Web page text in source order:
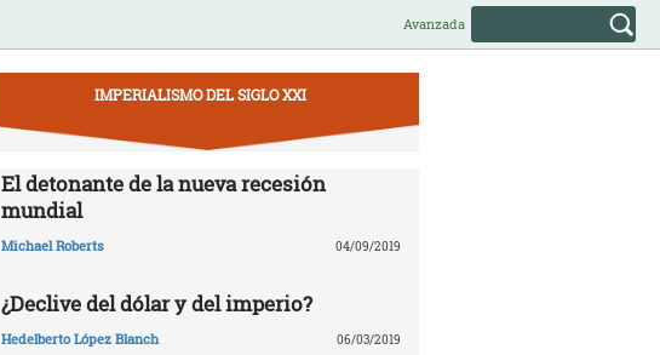
Avanzada
IMPERIALISMO DEL SIGLO XXI
El detonante de la nueva recesión
mundial
Michael Roberts 04/09/2019
¿Declive del dólar y del imperio?
Hedelberto López Blanch 06/03/2019